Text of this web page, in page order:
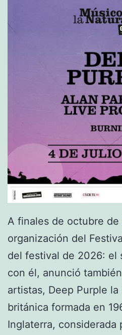
A finales de octubre de
organización del
del festival de 2026: el
con él, anunció
artistas, Deep Purple
británica formada en
Inglaterra, considerada